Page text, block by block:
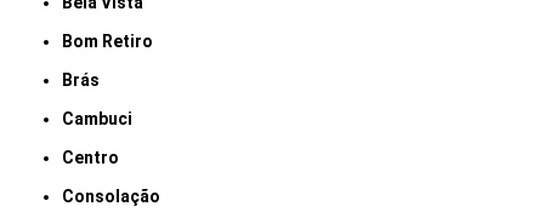
Bom Retiro
Brás
Cambuci
Centro
Consolação